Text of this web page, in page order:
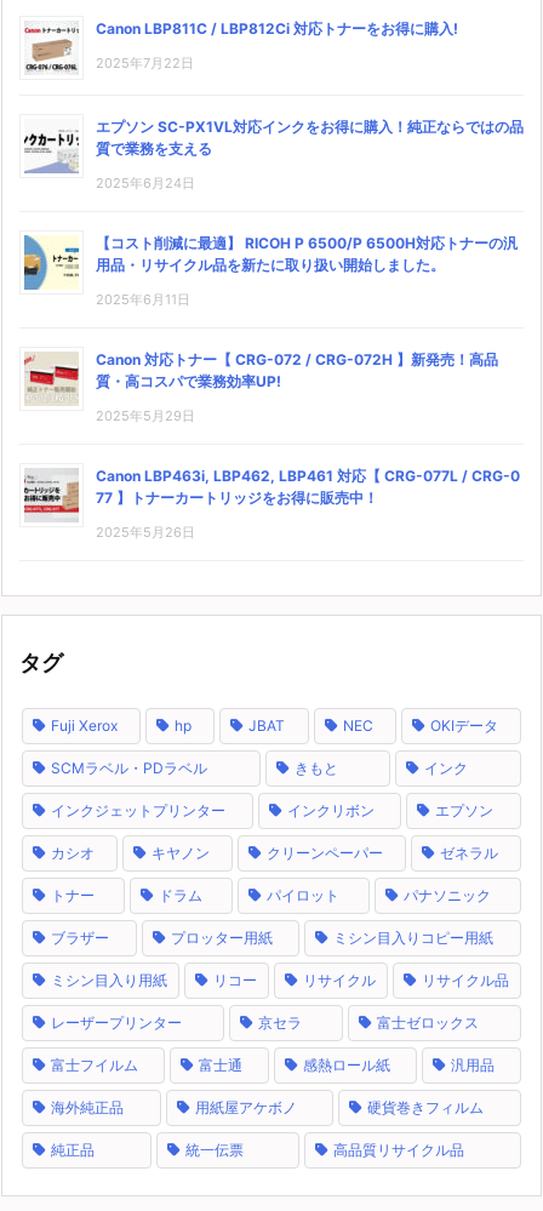
Canon LBP811C / LBP812Ci 対応トナーをお得に購入!
2025年7月22日
エプソン SC-PX1VL対応インクをお得に購入！純正ならではの品
質で業務を支える
2025年6月24日
【コスト削減に最適】 RICOH P 6500/P 6500H対応トナーの汎
用品・リサイクル品を新たに取り扱い開始しました。
2025年6月11日
Canon 対応トナー【 CRG-072 / CRG-072H 】新発売！高品
質・高コスパで業務効率UP!
2025年5月29日
Canon LBP463i, LBP462, LBP461 対応【 CRG-077L / CRG-0
77 】トナーカートリッジをお得に販売中！
2025年5月26日
タグ
Fuji Xerox hp JBAT NEC OKIデータ
SCMラベル・PDラベル きもと インク
インクジェットプリンター インクリボン エプソン
カシオ キヤノン クリーンペーパー ゼネラル
トナー ドラム パイロット パナソニック
ブラザー プロッター用紙 ミシン目入りコピー用紙
ミシン目入り用紙 リコー リサイクル リサイクル品
レーザープリンター 京セラ 富士ゼロックス
富士フイルム 富士通 感熱ロール紙 汎用品
海外純正品 用紙屋アケボノ 硬貨巻きフィルム
純正品 統一伝票 高品質リサイクル品